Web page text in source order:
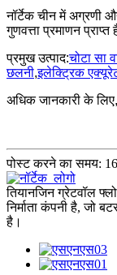
नॉर्टेक चीन में अग्रणी
गुणवत्ता प्रमाणन प्राप्त
प्रमुख उत्पाद:चोटा सा
छलनी,इलेक्ट्रिक
अधिक जानकारी के
पोस्ट करने का समय:
तियानजिन ग्रेटवॉल
निर्माता कंपनी है, जो
है।